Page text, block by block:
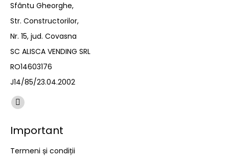
Sfântu Gheorghe,
Str. Constructorilor,
Nr. 15, jud. Covasna
SC ALISCA VENDING SRL
RO14603176
J14/85/23.04.2002
Find us on:
Facebook
opens
in
Important
Termeni și condiții